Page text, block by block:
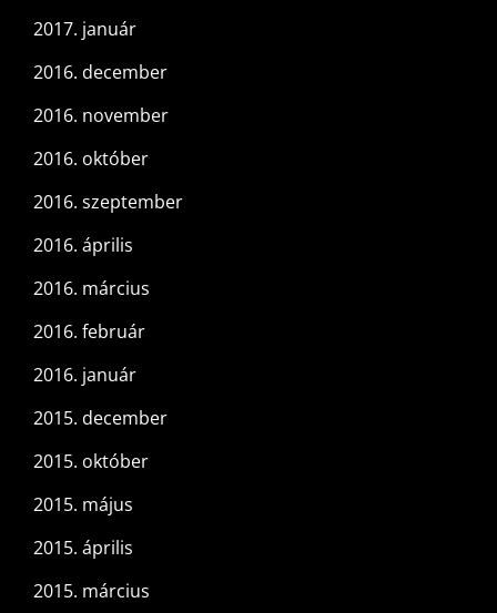
2017. január
2016. december
2016. november
2016. október
2016. szeptember
2016. április
2016. március
2016. február
2016. január
2015. december
2015. október
2015. május
2015. április
2015. március